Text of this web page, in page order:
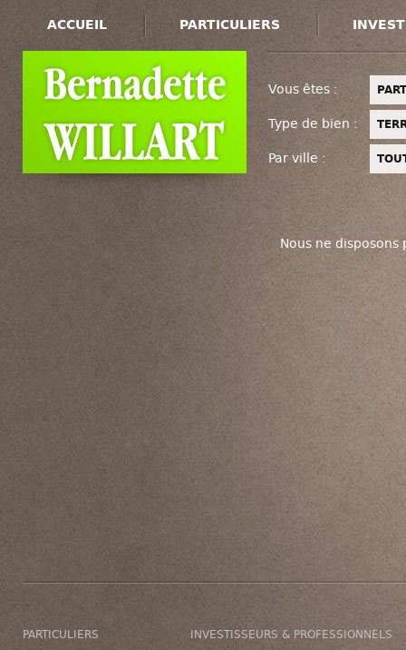
ACCUEIL PARTICULIERS
Vous êtes :
Type de bien :
Par ville :
Nous ne
PARTICULIERS
INVESTISSEURS & PROFESSIONNELS